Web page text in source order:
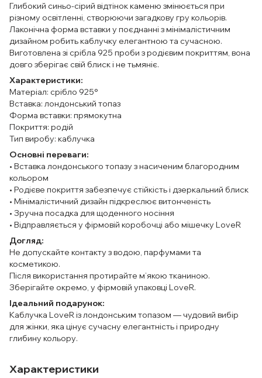
Глибокий синьо-сірий відтінок каменю змінюється при
різному освітленні, створюючи загадкову гру кольорів.
Лаконічна форма вставки у поєднанні з мінімалістичним
дизайном робить каблучку елегантною та сучасною.
Виготовлена зі срібла 925 проби з родієвим покриттям, вона
довго зберігає свій блиск і не тьмяніє.
Характеристики:
Матеріал: срібло 925°
Вставка: лондонський топаз
Форма вставки: прямокутна
Покриття: родій
Тип виробу: каблучка
Основні переваги:
• Вставка лондонського топазу з насиченим благородним
кольором
• Родієве покриття забезпечує стійкість і дзеркальний блиск
• Мінімалістичний дизайн підкреслює витонченість
• Зручна посадка для щоденного носіння
• Відправляється у фірмовій коробочці або мішечку LoveR
Догляд:
Не допускайте контакту з водою, парфумами та
косметикою.
Після використання протирайте м’якою тканиною.
Зберігайте окремо, у фірмовій упаковці LoveR.
Ідеальний подарунок:
Каблучка LoveR із лондонським топазом — чудовий вибір
для жінки, яка цінує сучасну елегантність і природну
глибину кольору.
Характеристики